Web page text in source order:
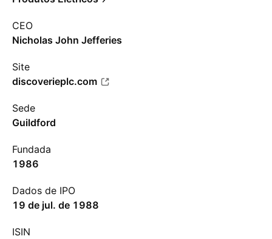
CEO
Nicholas John Jefferies
Site
discoverieplc.com
Sede
Guildford
Fundada
1986
Dados de IPO
19 de jul. de 1988
ISIN